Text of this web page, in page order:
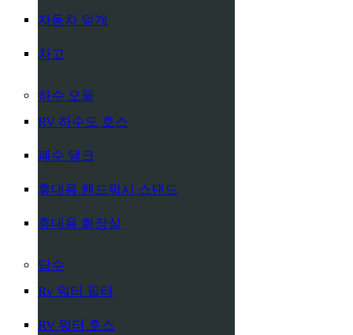
자동차 덮개
차고
하수 오물
RV 하수도 호스
폐수 탱크
휴대용 핸드워시 스탠드
휴대용 화장실
담수
Rv 워터 필터
RV 워터 호스